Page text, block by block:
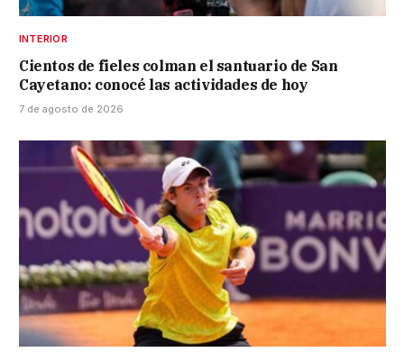
INTERIOR
Cientos de fieles colman el santuario de San
Cayetano: conocé las actividades de hoy
7 de agosto de 2026